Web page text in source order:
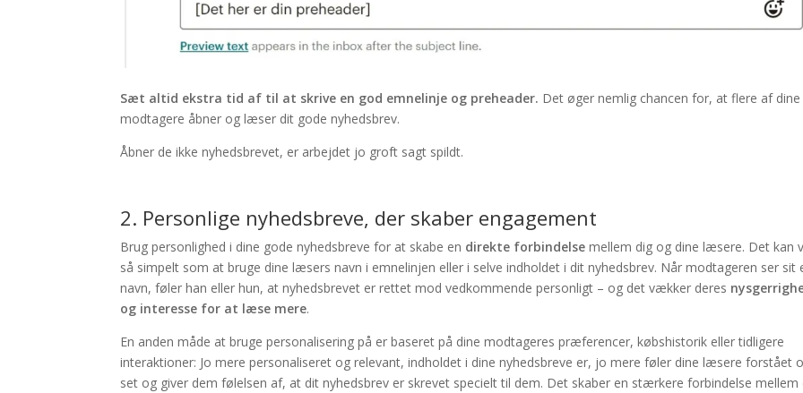
Sæt altid ekstra tid af til at skrive en god emnelinje og preheader. Det øger nemlig chancen for, at flere af dine
modtagere åbner og læser dit gode nyhedsbrev.
Åbner de ikke nyhedsbrevet, er arbejdet jo groft sagt spildt.
2. Personlige nyhedsbreve, der skaber engagement
Brug personlighed i dine gode nyhedsbreve for at skabe en direkte forbindelse mellem dig og dine læsere. Det kan
så simpelt som at bruge dine læsers navn i emnelinjen eller i selve indholdet i dit nyhedsbrev. Når modtageren ser sit
navn, føler han eller hun, at nyhedsbrevet er rettet mod vedkommende personligt – og det vækker deres
og interesse for at læse mere.
En anden måde at bruge personalisering på er baseret på dine modtageres præferencer, købshistorik eller tidligere
interaktioner: Jo mere personaliseret og relevant, indholdet i dine nyhedsbreve er, jo mere føler dine læsere forstået
set og giver dem følelsen af, at dit nyhedsbrev er skrevet specielt til dem. Det skaber en stærkere forbindelse mellem